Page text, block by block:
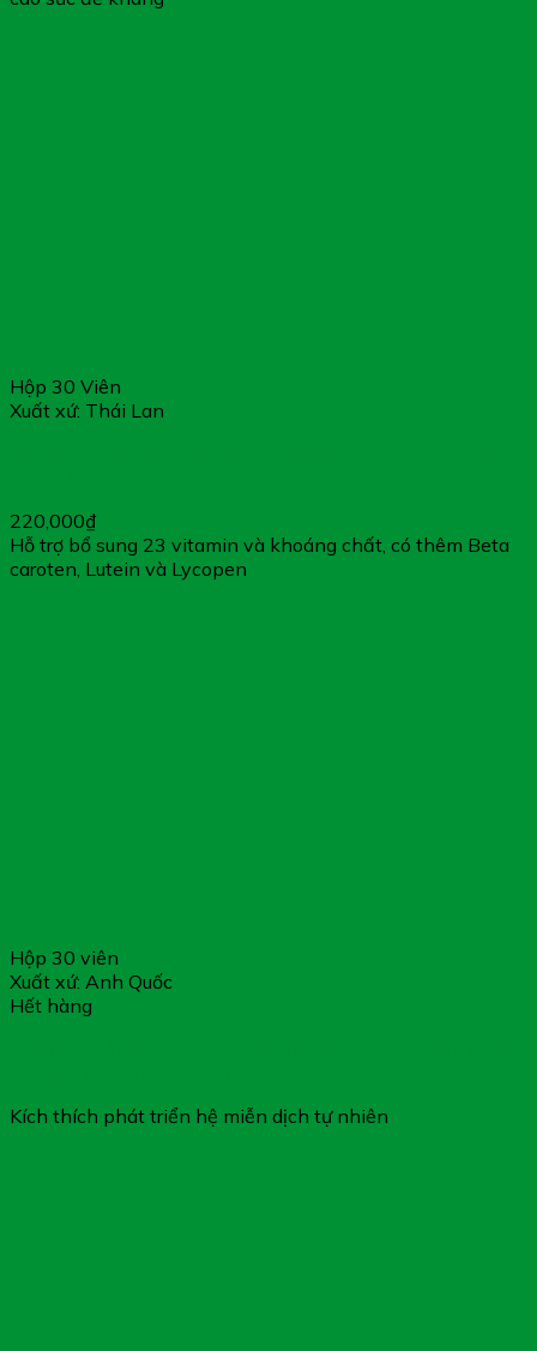
Hộp 30 Viên
Xuất xứ: Thái Lan
220,000₫
Hỗ trợ bổ sung 23 vitamin và khoáng chất, có thêm Beta
caroten, Lutein và Lycopen
Hộp 30 viên
Xuất xứ: Anh Quốc
Hết hàng
Kích thích phát triển hệ miễn dịch tự nhiên